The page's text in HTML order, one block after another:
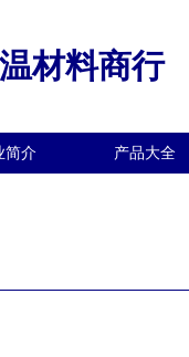
材料商行
简介 产品大全